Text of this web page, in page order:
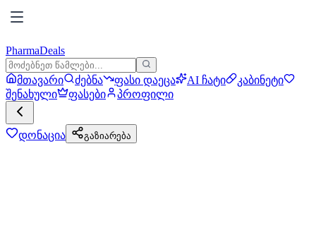
PharmaDeals
მთავარი ძებნა ფასი დაეცა AI ჩატი
კაბინეტი
შენახული
ფასები პროფილი
დონაცია გაზიარება